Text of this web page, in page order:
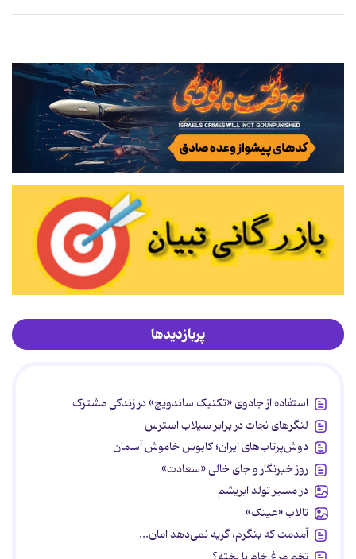
پربازدیدها
استفاده از جادوی «تکنیک ساندویچ» در زندگی مشترک
لنگرهای نجات در برابر سیلاب استرس
دوش‌پرتاب‌های ایران؛ کابوس خاموش آسمان
روز خبرنگار و جای خالی «سعادت»
در مسیر تولد ابریشم
تالاب «عینک»
آمدمت که بنگرم، گریه نمی‌دهد امان...